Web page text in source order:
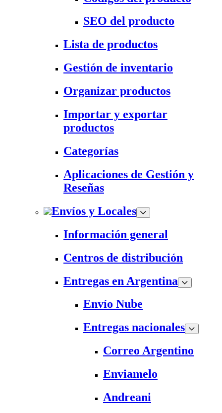
SEO del producto
Lista de productos
Gestión de inventario
Organizar productos
Importar y exportar
productos
Categorías
Aplicaciones de Gestión y
Reseñas
Envíos y Locales
Información general
Centros de distribución
Entregas en Argentina
Envío Nube
Entregas nacionales
Correo Argentino
Enviamelo
Andreani